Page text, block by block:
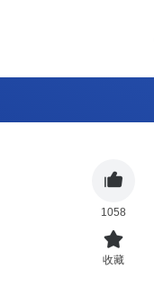
1058
收藏